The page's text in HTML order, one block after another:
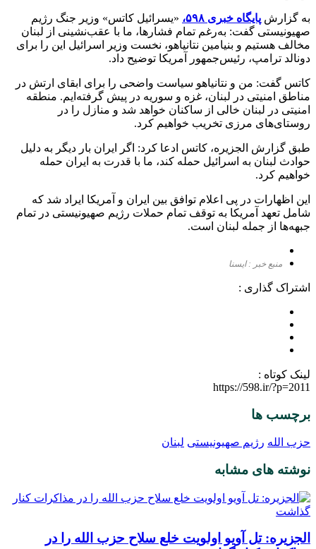
به گزارش پایگاه خبری ۵۹۸،
«یسرائیل کاتس» وزیر جنگ رژیم
صهیونیستی گفت: به‌رغم تمام فشارها، ما با عقب‌نشینی از لبنان
مخالف هستیم و بنیامین نتانیاهو، نخست وزیر اسرائیل این را برای
دونالد ترامپ، رئیس‌جمهور آمریکا توضیح داد.
کاتس گفت: من و نتانیاهو سیاست واضحی را برای ابقای ارتش در
مناطق امنیتی در لبنان، غزه و سوریه در پیش گرفته‌ایم. منطقه
امنیتی در لبنان خالی از ساکنان خواهد شد و منازل را در
روستای‌های مرزی تخریب خواهیم کرد.
طبق گزارش الجزیره، کاتس ادعا کرد: اگر ایران بار دیگر به دلیل
حوادث لبنان به اسرائیل حمله کند، ما با قدرت به ایران حمله
خواهیم کرد.
این اظهارات در پی اعلام توافق بین ایران و آمریکا ایراد شد که
شامل تعهد آمریکا به توقف تمام حملات رژیم صهیونیستی در تمام
جبهه‌ها از جمله لبنان است.
منبع خبر : ایسنا
اشتراک گذاری :
لینک کوتاه :
https://598.ir/?p=2011
برچسب ها
حزب الله رژیم صهیونیستی لبنان
نوشته های مشابه
الجزیره: تل آویو اولویت خلع سلاح حزب الله را در